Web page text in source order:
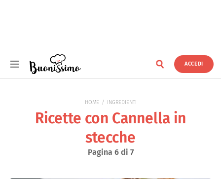
ACCEDI
HOME INGREDIENTI
Ricette con Cannella in
stecche
Pagina 6 di 7